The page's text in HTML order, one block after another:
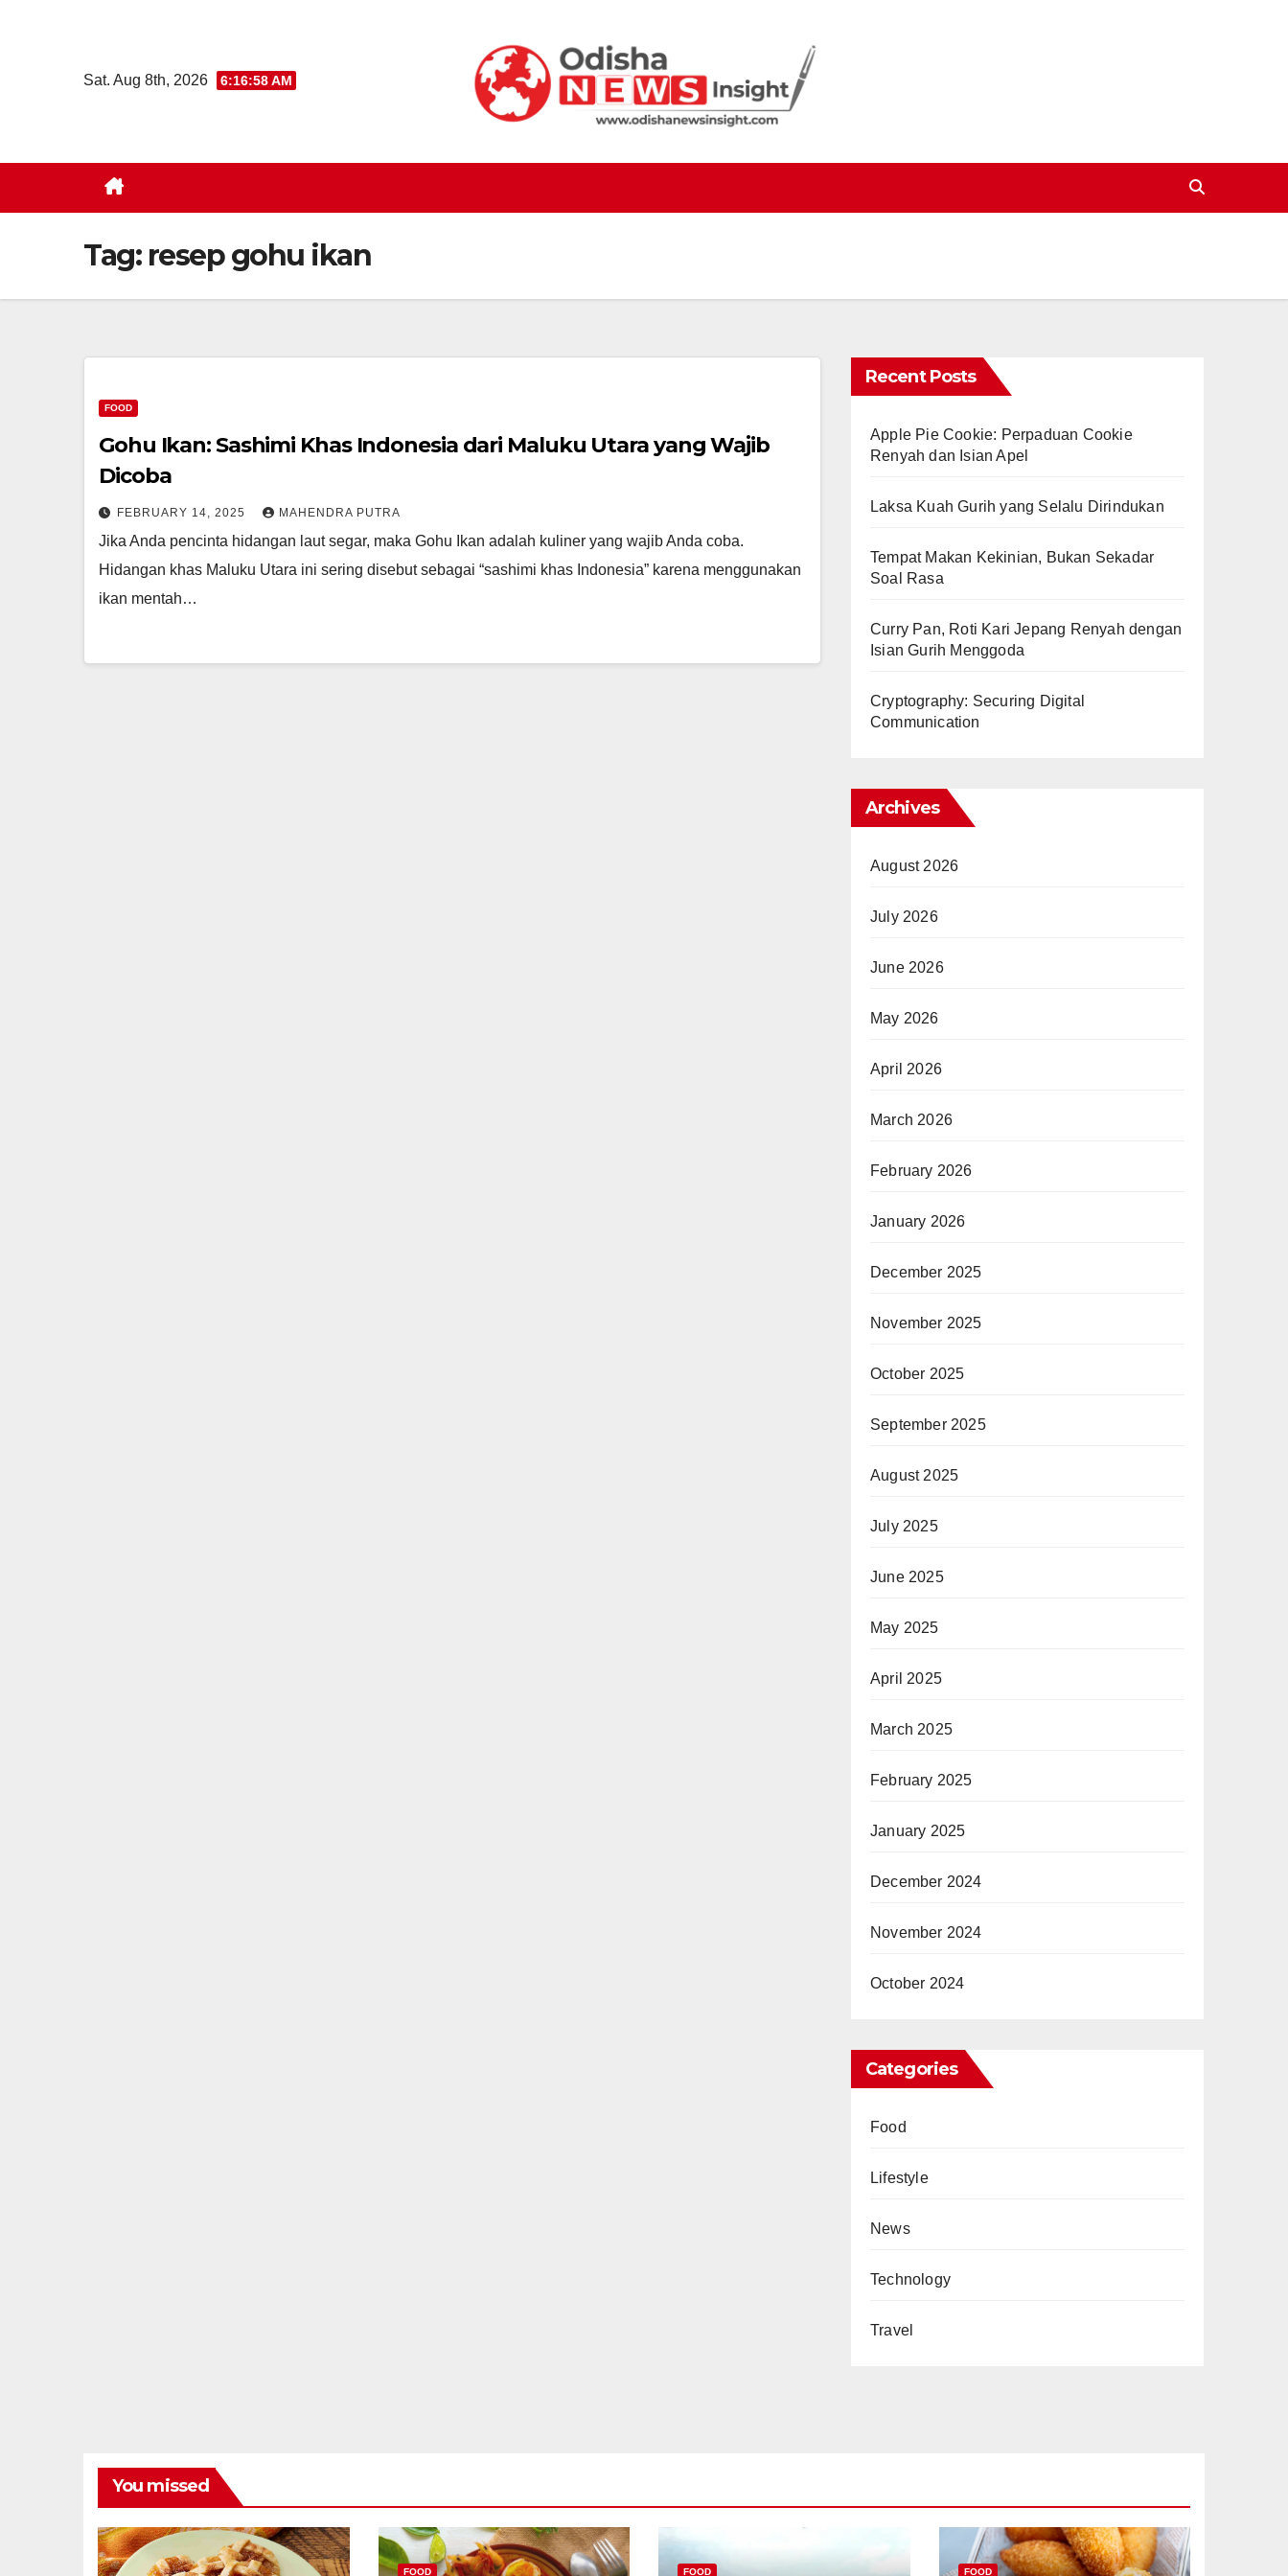
Sat. Aug 8th, 2026 6:16:59 AM
Tag: resep gohu ikan
FOOD
Gohu Ikan: Sashimi Khas Indonesia dari Maluku Utara yang Wajib
Dicoba
FEBRUARY 14, 2025 MAHENDRA PUTRA
Jika Anda pencinta hidangan laut segar, maka Gohu Ikan adalah kuliner yang wajib Anda coba.
Hidangan khas Maluku Utara ini sering disebut sebagai “sashimi khas Indonesia” karena menggunakan
ikan mentah…
Recent Posts
Apple Pie Cookie: Perpaduan Cookie
Renyah dan Isian Apel
Laksa Kuah Gurih yang Selalu Dirindukan
Tempat Makan Kekinian, Bukan Sekadar
Soal Rasa
Curry Pan, Roti Kari Jepang Renyah dengan
Isian Gurih Menggoda
Cryptography: Securing Digital
Communication
Archives
August 2026
July 2026
June 2026
May 2026
April 2026
March 2026
February 2026
January 2026
December 2025
November 2025
October 2025
September 2025
August 2025
July 2025
June 2025
May 2025
April 2025
March 2025
February 2025
January 2025
December 2024
November 2024
October 2024
Categories
Food
Lifestyle
News
Technology
Travel
You missed
FOOD FOOD FOOD